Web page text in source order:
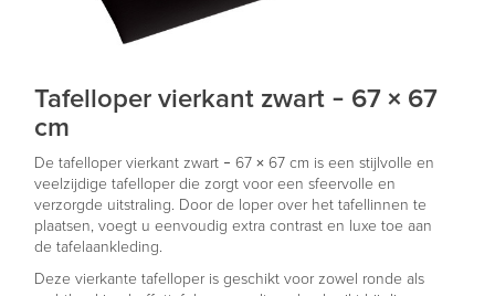
Tafelloper vierkant zwart – 67 × 67
cm
De tafelloper vierkant zwart – 67 × 67 cm is een stijlvolle en
veelzijdige tafelloper die zorgt voor een sfeervolle en
verzorgde uitstraling. Door de loper over het tafellinnen te
plaatsen, voegt u eenvoudig extra contrast en luxe toe aan
de tafelaankleding.
Deze vierkante tafelloper is geschikt voor zowel ronde als